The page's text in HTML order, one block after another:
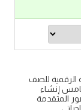
الرقمية للصف
إنشاء
المتقدمة